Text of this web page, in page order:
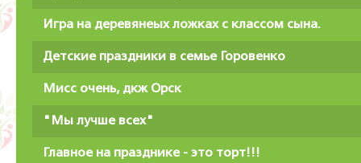
Игра на деревянеых ложках с классом сына.
Детские праздники в семье Горовенко
Мисс очень, дкж Орск
"Мы лучше всех"
Главное на празднике - это торт!!!